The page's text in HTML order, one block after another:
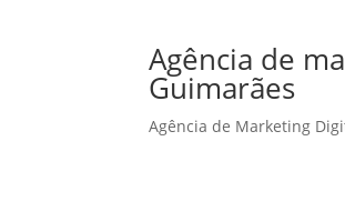
Agência de
Guimarães
Agência de Marketing